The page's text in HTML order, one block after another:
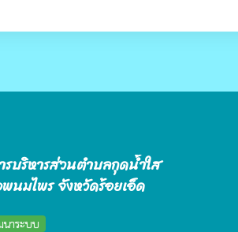
รบริหารส่วนตำบลกุดน้ำใส
พนมไพร จังหวัดร้อยเอ็ด
าระบบ